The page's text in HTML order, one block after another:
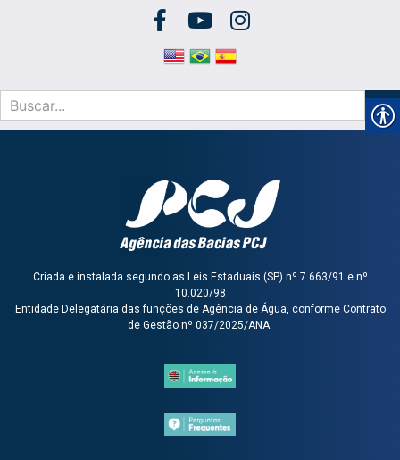
Criada e instalada segundo as Leis Estaduais (SP) nº 7.663/91 e nº
10.020/98
Entidade Delegatária das funções de Agência de Água, conforme Contrato
de Gestão nº 037/2025/ANA.